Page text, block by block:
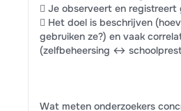
 Je observeert en
 Het doel is beschrijven
gebruiken ze?) en vaak
(zelfbeheersing ↔
Wat meten onderzoekers